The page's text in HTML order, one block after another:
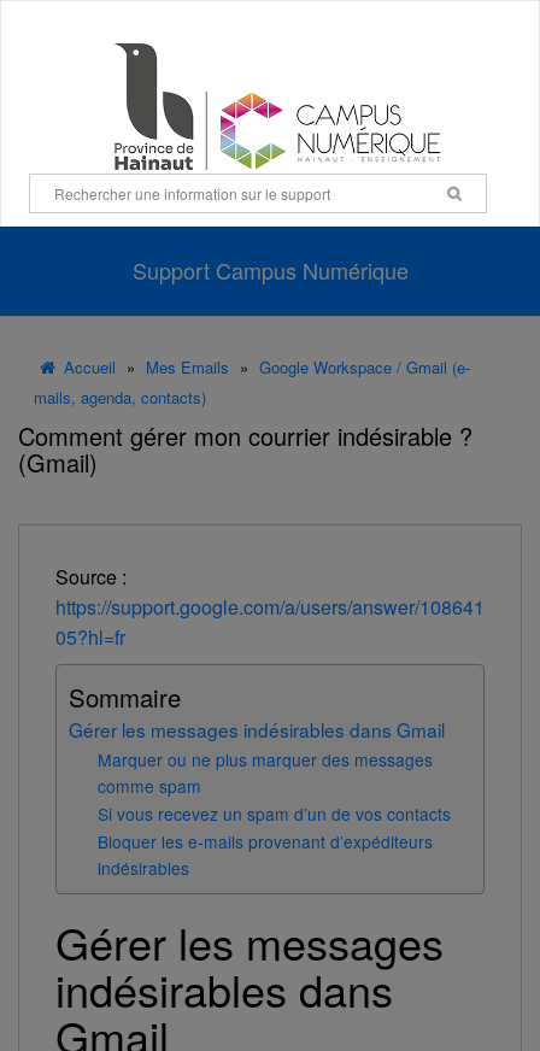
Support Campus Numérique
Accueil » Mes Emails » Google Workspace / Gmail (e-
mails, agenda, contacts)
Comment gérer mon courrier indésirable ?
(Gmail)
Source :
https://support.google.com/a/users/answer/108641
05?hl=fr
Sommaire
Gérer les messages indésirables dans Gmail
Marquer ou ne plus marquer des messages
comme spam
Si vous recevez un spam d’un de vos contacts
Bloquer les e-mails provenant d’expéditeurs
indésirables
Gérer les messages
indésirables dans
Gmail